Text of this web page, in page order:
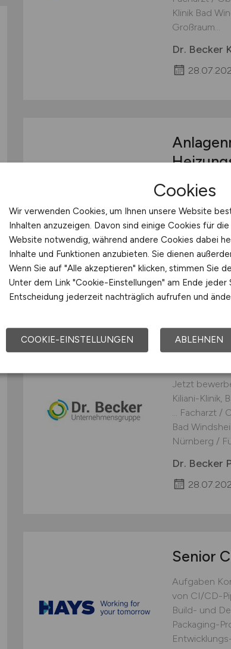
Klinik Bad
Großraum...
Dr. Becker
Jetzt
und
Sanitär-,
Bad
Dr. Becker
Fach-/
Jetzt
Kiliani-Klinik,
... Facharzt /
Bad
Nürnberg /
Dr. Becker
Senior
Aufgaben
von CI/CD-
Build- und
Packaging-
Cookies
Wir verwenden Cookies, um Ihnen unsere Website
Inhalten anzuzeigen. Davon sind einige Cookies für
Website notwendig, während andere Cookies dabei
Inhalte und Funktionen anzubieten. Sie dienen
Wenn Sie auf "Alle akzeptieren" klicken, stimmen Sie
Unter dem Link "Cookie-Einstellungen" am Ende jeder
Entscheidung jederzeit nachträglich aufrufen und
COOKIE-EINSTELLUNGEN ABLEHNEN